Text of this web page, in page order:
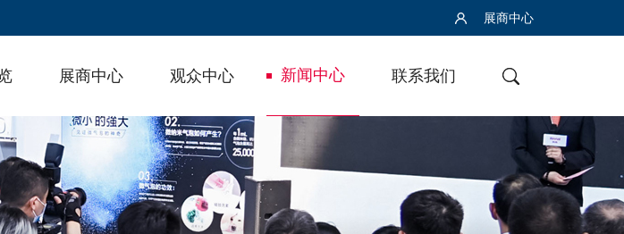
展商中心
展商中心 观众中心 新闻中心 联系我们